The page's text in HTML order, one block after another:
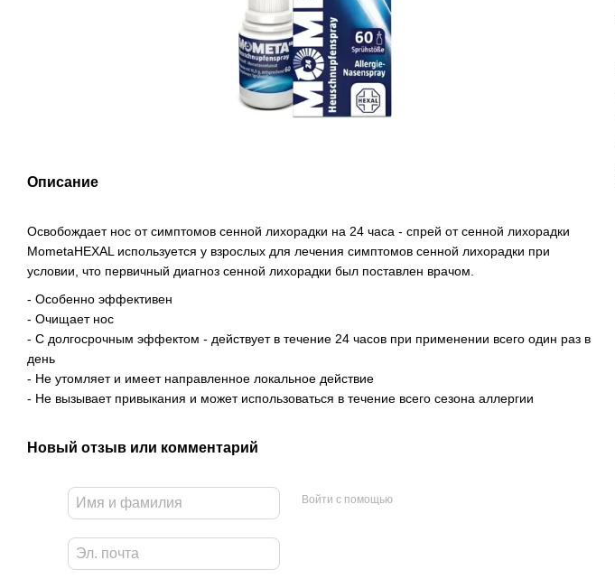
Описание
Освобождает нос от симптомов сенной лихорадки на 24 часа - спрей от сенной лихорадки
MometaHEXAL используется у взрослых для лечения симптомов сенной лихорадки при
условии, что первичный диагноз сенной лихорадки был поставлен врачом.
- Особенно эффективен
- Очищает нос
- С долгосрочным эффектом - действует в течение 24 часов при применении всего один раз в
день
- Не утомляет и имеет направленное локальное действие
- Не вызывает привыкания и может использоваться в течение всего сезона аллергии
Новый отзыв или комментарий
Войти с помощью